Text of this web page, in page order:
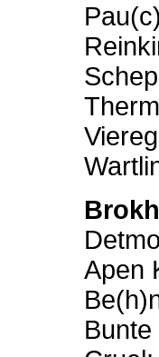
Apen
Bunte